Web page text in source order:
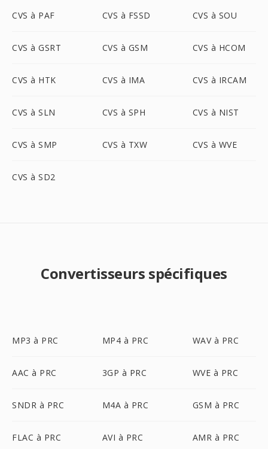
CVS à PAF CVS à FSSD CVS à SOU
CVS à GSRT CVS à GSM CVS à HCOM
CVS à HTK CVS à IMA CVS à IRCAM
CVS à SLN CVS à SPH CVS à NIST
CVS à SMP CVS à TXW CVS à WVE
CVS à SD2
Convertisseurs spécifiques
MP3 à PRC MP4 à PRC WAV à PRC
AAC à PRC 3GP à PRC WVE à PRC
SNDR à PRC M4A à PRC GSM à PRC
FLAC à PRC AVI à PRC AMR à PRC